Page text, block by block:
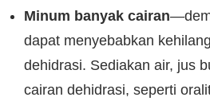
Minum banyak cairan
dapat menyebabkan
dehidrasi. Sediakan air, jus
cairan dehidrasi, seperti